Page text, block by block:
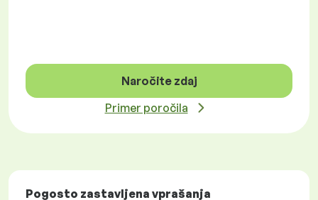
Naročite zdaj
Primer poročila
Pogosto zastavljena vprašanja